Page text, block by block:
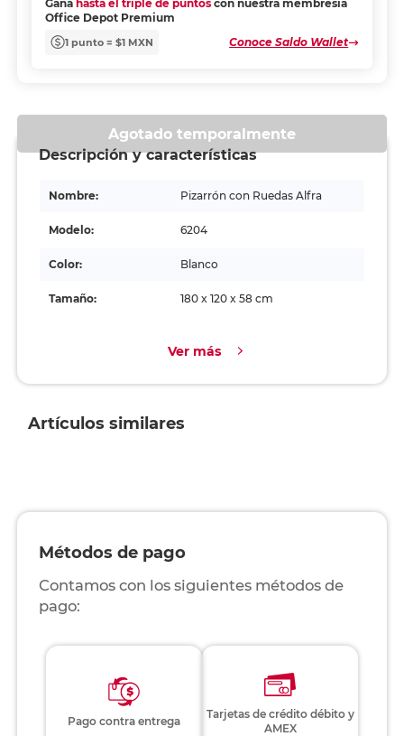
Gana hasta el triple de puntos con nuestra membresía
Office Depot Premium
1 punto = $1 MXN Conoce Saldo Wallet
Agotado temporalmente
Descripción y características
Nombre: Pizarrón con Ruedas Alfra
Modelo: 6204
Color: Blanco
Tamaño: 180 x 120 x 58 cm
Ver más
Artículos similares
Métodos de pago
Contamos con los siguientes métodos de
pago:
Pago contra entrega
Tarjetas de crédito débito y
AMEX